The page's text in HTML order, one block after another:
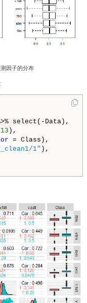
因子的分布
select(-Data),
13 ),
= Class),
1" ),